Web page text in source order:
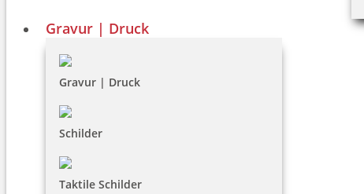
Gravur | Druck
Gravur | Druck
Schilder
Taktile Schilder